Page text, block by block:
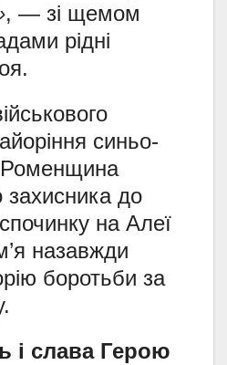
, — зі щемом
рідні
синьо-
Роменщина
захисника до
на Алеї
назавжди
боротьби за
і слава Герою